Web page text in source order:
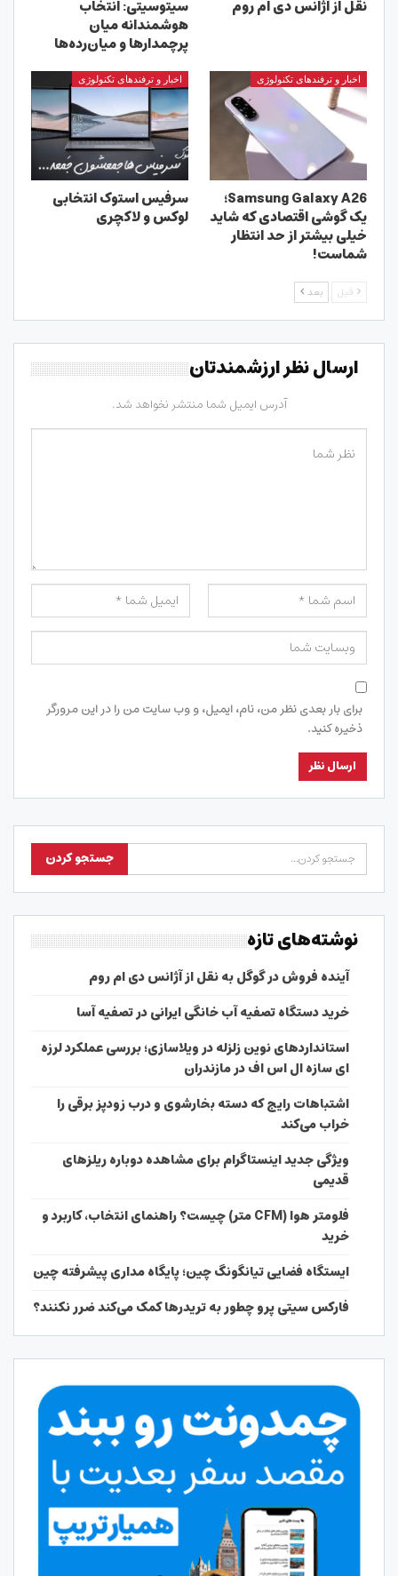
نقل از آژانس دی ام روم سیتوسیتی: انتخاب
هوشمندانه میان
پرچمدارها و میان‌رده‌ها
اخبار و ترفندهای تکنولوژی
Samsung Galaxy A26؛
یک گوشی اقتصادی که شاید
خیلی بیشتر از حد انتظار
شماست!
اخبار و ترفندهای تکنولوژی
سرفیس استوک انتخابی
لوکس و لاکچری
قبل بعد
ارسال نظر ارزشمندتان
آدرس ایمیل شما منتشر نخواهد شد.
برای بار بعدی نظر من، نام، ایمیل، و وب سایت من را در این مرورگر
ذخیره کنید.
نوشته‌های تازه
آینده فروش در گوگل به نقل از آژانس دی ام روم
خرید دستگاه تصفیه آب خانگی ایرانی در تصفیه آسا
استانداردهای نوین زلزله در ویلاسازی؛ بررسی عملکرد لرزه
ای سازه ال اس اف در مازندران
اشتباهات رایج که دسته بخارشوی و درب زودپز برقی را
خراب می‌کند
ویژگی جدید اینستاگرام برای مشاهده دوباره ریلزهای
قدیمی
فلومتر هوا (CFM متر) چیست؟ راهنمای انتخاب، کاربرد و
خرید
ایستگاه فضایی تیانگونگ چین؛ پایگاه مداری پیشرفته چین
فارکس سیتی پرو چطور به تریدرها کمک می‌کند ضرر نکنند؟